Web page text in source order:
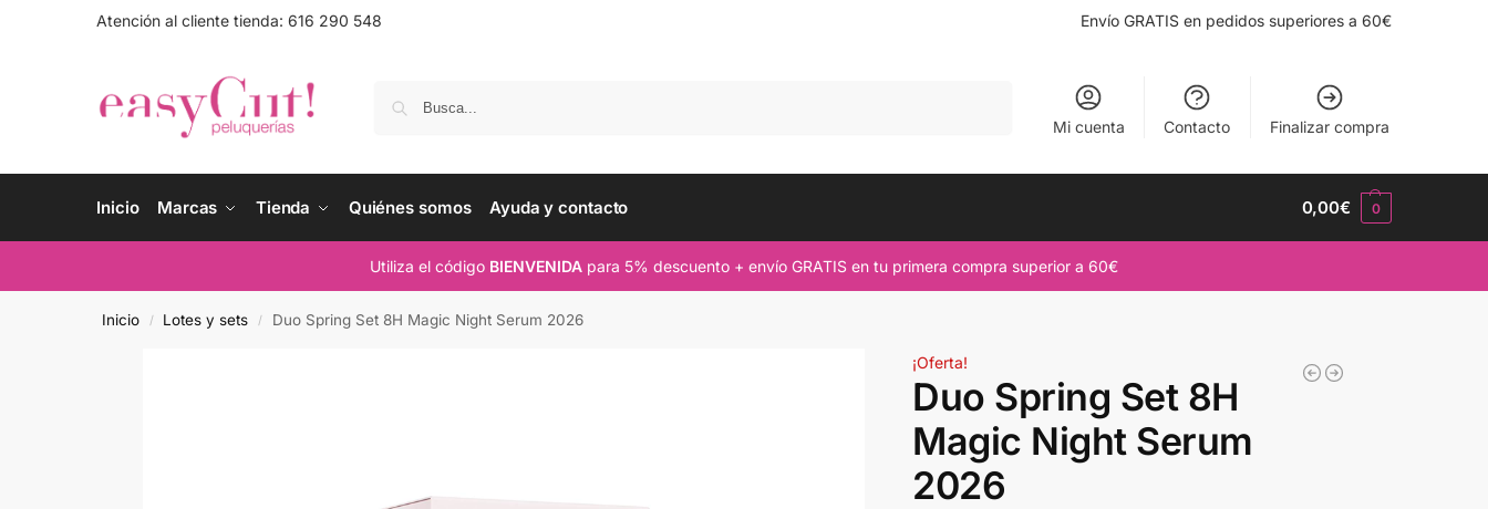
Atención al cliente tienda: 616 290 548 Envío GRATIS en pedidos superiores a 60€
Mi cuenta Contacto Finalizar compra
Inicio Marcas Tienda Quiénes somos Ayuda y contacto 0,00€ 0
Utiliza el código BIENVENIDA para 5% descuento + envío GRATIS en tu primera compra superior a 60€
Inicio / Lotes y sets / Duo Spring Set 8H Magic Night Serum 2026
¡Oferta!
Duo Spring Set 8H
Magic Night Serum
2026